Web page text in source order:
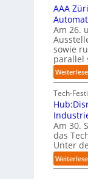
AAA
Am 26.
sowie
parallel
Tech-
Am 30.
das
Unter